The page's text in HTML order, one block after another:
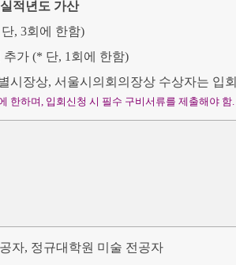
적년도 가산
, 3회에 한함)
가 (* 단, 1회에 한함)
시장상, 서울시의회의장상 수상자는 입
한하며, 입회신청 시 필수 구비서류를 제출해야
자, 정규대학원 미술 전공자